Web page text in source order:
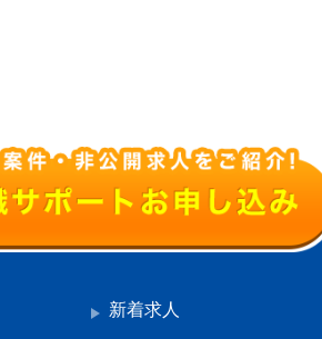
新着求人